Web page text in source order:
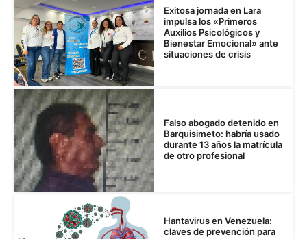
Exitosa jornada en Lara
impulsa los «Primeros
Auxilios Psicológicos y
Bienestar Emocional» ante
situaciones de crisis
Falso abogado detenido en
Barquisimeto: habría usado
durante 13 años la matrícula
de otro profesional
Hantavirus en Venezuela:
claves de prevención para